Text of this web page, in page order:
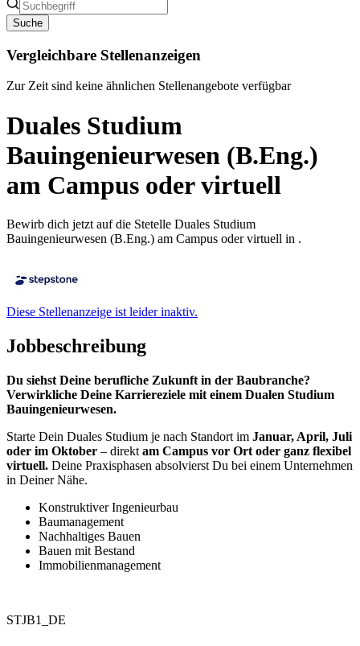
Suche
Vergleichbare Stellenanzeigen
Zur Zeit sind keine ähnlichen Stellenangebote verfügbar
Duales Studium
Bauingenieurwesen (B.Eng.)
am Campus oder virtuell
Bewirb dich jetzt auf die Stetelle Duales Studium
Bauingenieurwesen (B.Eng.) am Campus oder virtuell in .
Diese Stellenanzeige ist leider inaktiv.
Jobbeschreibung
Du siehst Deine berufliche Zukunft in der Baubranche?
Verwirkliche Deine Karriereziele mit einem Dualen Studium
Bauingenieurwesen.
Starte Dein Duales Studium je nach Standort im Januar, April, Juli
oder im Oktober – direkt am Campus vor Ort oder ganz flexibel
virtuell. Deine Praxisphasen absolvierst Du bei einem Unternehmen
in Deiner Nähe.
Konstruktiver Ingenieurbau
Baumanagement
Nachhaltiges Bauen
Bauen mit Bestand
Immobilienmanagement
STJB1_DE